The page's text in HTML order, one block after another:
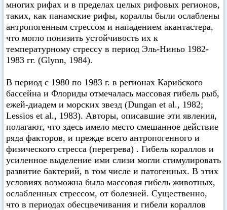
многих рифах и в пределах целых рифовых регионов,
таких, как панамские рифы, кораллы были ослаблены
антропогенным стрессом и нападением акантастера,
что могло понизить устойчивость их к
температурному стрессу в период Эль-Ниньо 1982-
1983 гг. (Glynn, 1984).
В период с 1980 по 1983 г. в регионах Карибского
бассейна и Флориды отмечалась массовая гибель рыб,
ежей-диадем и морских звезд (Dungan et al., 1982;
Lessios et al., 1983). Авторы, описавшие эти явления,
полагают, что здесь имело место смешанное действие
ряда факторов, и прежде всего антропогенного и
физического стресса (перегрева) . Гибель кораллов и
усиленное выделение ими слизи могли стимулировать
развитие бактерий, в том числе и патогенных. В этих
условиях возможна была массовая гибель животных,
ослабленных стрессом, от болезней. Существенно,
что в периодах обесцвечивания и гибели кораллов